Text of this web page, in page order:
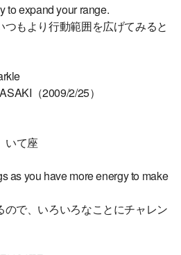
to expand your range.
つもより行動範囲を広げてみると
（2009/2/25）
て座
as you have more energy to make
ので、いろいろなことにチャレン